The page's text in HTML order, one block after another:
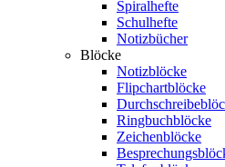
Spiralhefte
Schulhefte
Notizbücher
Blöcke
Notizblöcke
Flipchartblöcke
Ringbuchblöcke
Zeichenblöcke